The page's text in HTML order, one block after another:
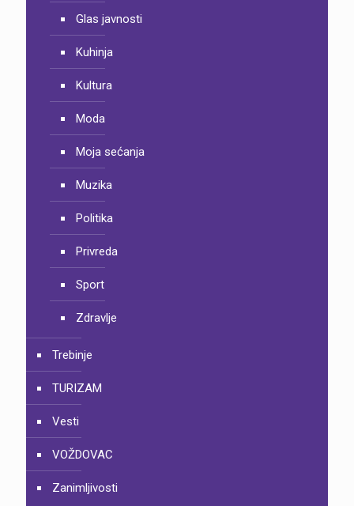
Glas javnosti
Kuhinja
Kultura
Moda
Moja sećanja
Muzika
Politika
Privreda
Sport
Zdravlje
Trebinje
TURIZAM
Vesti
VOŽDOVAC
Zanimljivosti